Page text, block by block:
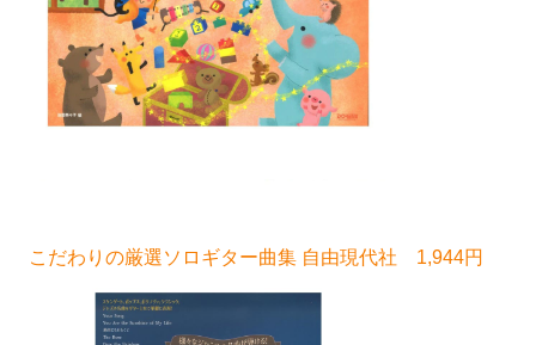
こだわりの厳選ソロギター曲集 自由現代社 1,944円